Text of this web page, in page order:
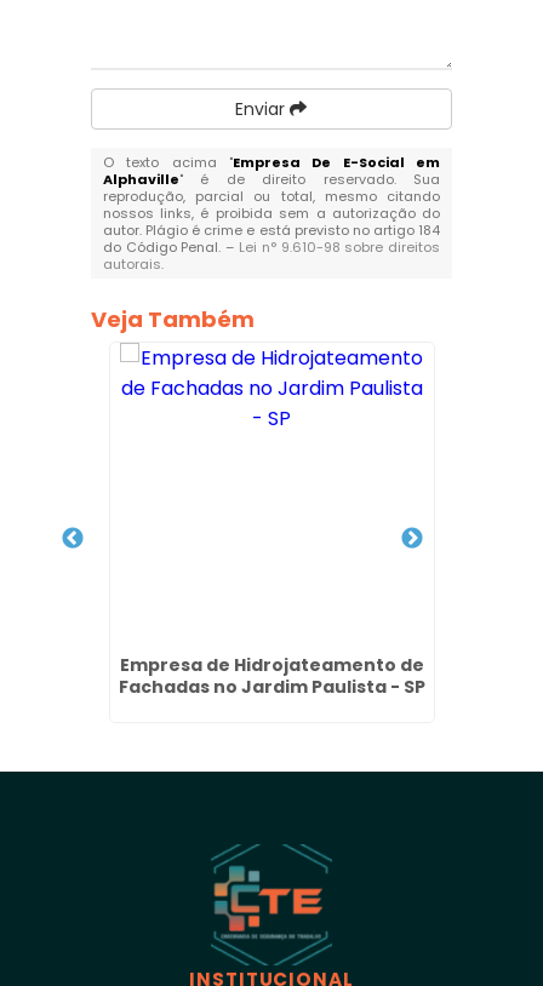
Enviar
O texto acima "Empresa De E-Social em
Alphaville" é de direito reservado. Sua
reprodução, parcial ou total, mesmo citando
nossos links, é proibida sem a autorização do
autor. Plágio é crime e está previsto no artigo 184
do Código Penal. – Lei n° 9.610-98 sobre direitos
autorais.
Veja Também
Empresa de Hidrojateamento de
Fachadas no Jardim Paulista - SP
INSTITUCIONAL